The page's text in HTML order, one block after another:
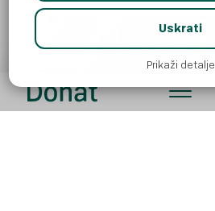
Uskrati
Prikaži detalje